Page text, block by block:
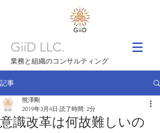
GiiD LLC.
業務と組織のコンサルティング
記事
意識改革は何故難しいの
熊澤剛
2019年3月4日 読了時間: 2分